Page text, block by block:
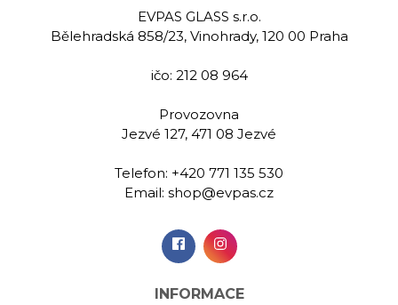
EVPAS GLASS s.r.o.
Bělehradská 858/23, Vinohrady, 120 00 Praha
ičo: 212 08 964
Provozovna
Jezvé 127, 471 08 Jezvé
Telefon: +420 771 135 530
Email: shop@evpas.cz
INFORMACE